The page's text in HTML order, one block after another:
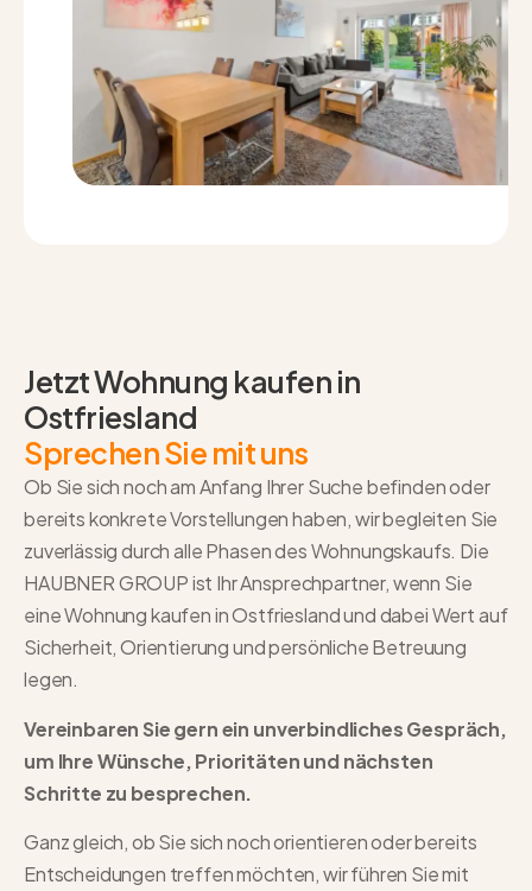
Jetzt Wohnung kaufen in
Ostfriesland
Sprechen Sie mit uns
Ob Sie sich noch am Anfang Ihrer Suche befinden oder
bereits konkrete Vorstellungen haben, wir begleiten Sie
zuverlässig durch alle Phasen des Wohnungskaufs. Die
HAUBNER GROUP ist Ihr Ansprechpartner, wenn Sie
eineWohnung kaufen in Ostfrieslandund dabei Wert auf
Sicherheit, Orientierung und persönliche Betreuung
legen.
Vereinbaren Sie gern ein unverbindliches Gespräch,
um Ihre Wünsche, Prioritäten und nächsten
Schritte zu besprechen.
Ganz gleich, ob Sie sich noch orientieren oder bereits
Entscheidungen treffen möchten, wir führen Sie mit